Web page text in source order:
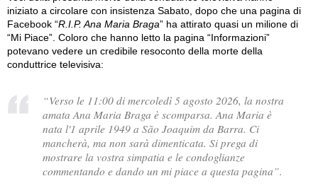
iniziato a circolare con insistenza Sabato, dopo che una pagina di
Facebook “R.I.P. Ana Maria Braga” ha attirato quasi un milione di
“Mi Piace”. Coloro che hanno letto la pagina “Informazioni”
potevano vedere un credibile resoconto della morte della
conduttrice televisiva:
“Verso le 11:00 di mercoledì 5 agosto 2026, la nostra
amata Ana Maria Braga è scomparsa. Ana Maria è
nata l'1 aprile 1949 a São Joaquim da Barra. Ci
mancherà, ma non sarà dimenticata. Si prega di
mostrare la vostra simpatia e le condoglianze
commentando e dando un mi piace a questa pagina”.